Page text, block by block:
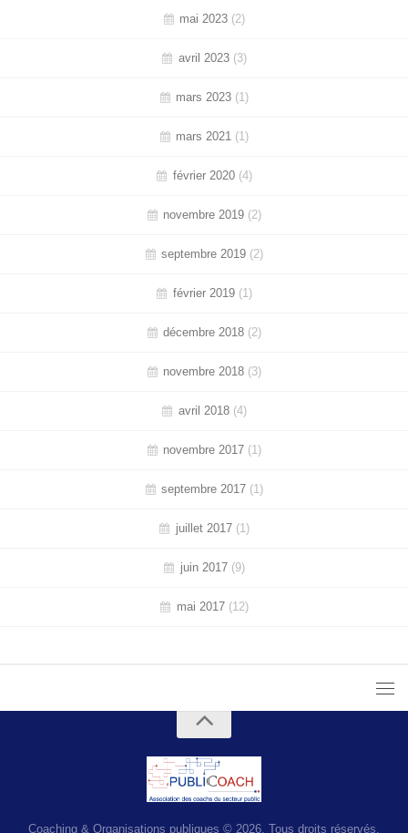
mai 2023 (2)
avril 2023(3)
mars 2023 (1)
mars 2021 (1)
février 2020(4)
novembre 2019 (2)
septembre 2019 (2)
février 2019(1)
décembre 2018 (2)
novembre 2018 (3)
avril 2018(4)
novembre 2017 (1)
septembre 2017 (1)
juillet 2017(1)
juin 2017(9)
mai 2017(12)
Coaching & Organisations publiques © 2026. Tous droits réservés.